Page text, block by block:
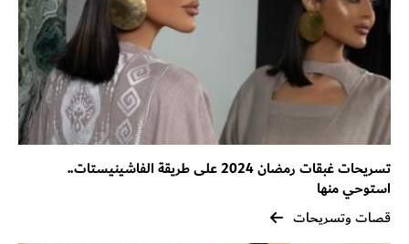
تسريحات غبقات رمضان 2024 على طريقة الفاشينيستات..
استوحي منها
قصات وتسريحات